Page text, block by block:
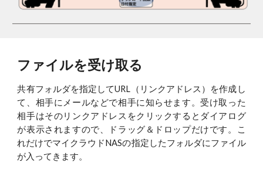
ファイルを受け取る
共有フォルダを指定してURL（リンクアドレス）を作成し
て、相手にメールなどで相手に知らせます。受け取った
相手はそのリンクアドレスをクリックするとダイアログ
が表示されますので、ドラッグ＆ドロップだけです。こ
れだけでマイクラウドNASの指定したフォルダにファイル
が入ってきます。